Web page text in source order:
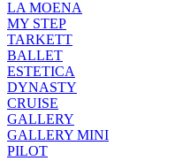
LA MOENA
MY STEP
TARKETT
BALLET
ESTETICA
DYNASTY
CRUISE
GALLERY
GALLERY MINI
PILOT